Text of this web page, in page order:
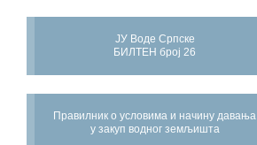
ЈУ Воде Српске
БИЛТЕН број 26
Правилник о условима и начину давања
у закуп водног земљишта